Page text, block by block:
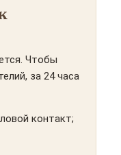
Чтобы
за 24 часа
контакт;